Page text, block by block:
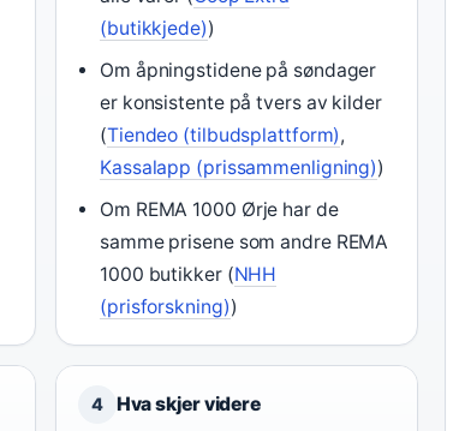
(butikkjede))
Om åpningstidene på søndager
er konsistente på tvers av kilder
(Tiendeo (tilbudsplattform),
Kassalapp (prissammenligning))
Om REMA 1000 Ørje har de
samme prisene som andre REMA
1000 butikker (NHH
(prisforskning))
4 Hva skjer videre